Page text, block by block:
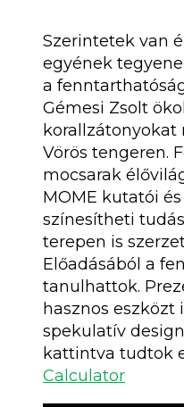
Szerintetek van
egyének
a
Gémesi Zsolt
korallzátonyokat
Vörös tengeren.
mocsarak
MOME kutatói
színesítheti
terepen is
Előadásából a
tanulhattok.
hasznos eszközt
spekulatív
kattintva tudtok
Calculator